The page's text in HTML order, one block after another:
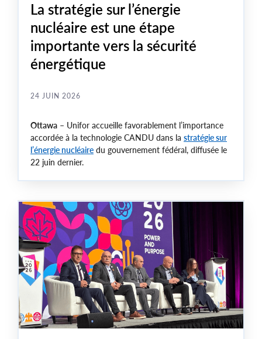
La stratégie sur l’énergie
nucléaire est une étape
importante vers la sécurité
énergétique
24 JUIN 2026
Ottawa – Unifor accueille favorablement l’importance
accordée à la technologie CANDU dans la stratégie sur
l’énergie nucléaire du gouvernement fédéral, diffusée le
22 juin dernier.